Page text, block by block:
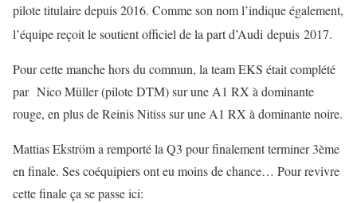
pilote titulaire depuis 2016. Comme son nom l’indique également,
l’équipe reçoit le soutient officiel de la part d’Audi depuis 2017.
Pour cette manche hors du commun, la team EKS était complété
par Nico Müller (pilote DTM) sur une A1 RX à dominante
rouge, en plus de Reinis Nitiss sur une A1 RX à dominante noire.
Mattias Ekström a remporté la Q3 pour finalement terminer 3ème
en finale. Ses coéquipiers ont eu moins de chance… Pour revivre
cette finale ça se passe ici: